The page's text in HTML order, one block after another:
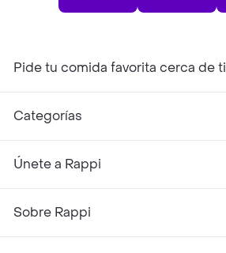
Pide tu comida favorita cerca de ti
Categorías
Únete a Rappi
Sobre Rappi